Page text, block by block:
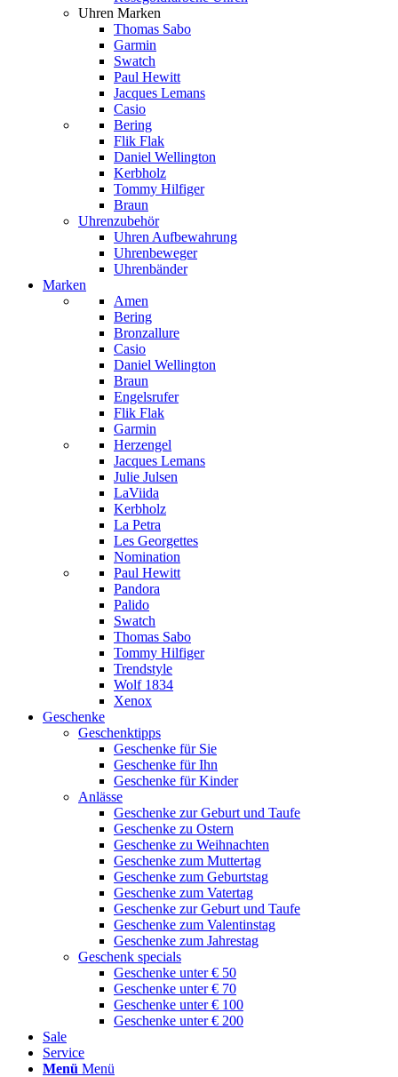
Uhren Marken
Thomas Sabo
Garmin
Swatch
Paul Hewitt
Jacques Lemans
Casio
Bering
Flik Flak
Daniel Wellington
Kerbholz
Tommy Hilfiger
Braun
Uhrenzubehör
Uhren Aufbewahrung
Uhrenbeweger
Uhrenbänder
Marken
Amen
Bering
Bronzallure
Casio
Daniel Wellington
Braun
Engelsrufer
Flik Flak
Garmin
Herzengel
Jacques Lemans
Julie Julsen
LaViida
Kerbholz
La Petra
Les Georgettes
Nomination
Paul Hewitt
Pandora
Palido
Swatch
Thomas Sabo
Tommy Hilfiger
Trendstyle
Wolf 1834
Xenox
Geschenke
Geschenktipps
Geschenke für Sie
Geschenke für Ihn
Geschenke für Kinder
Anlässe
Geschenke zur Geburt und Taufe
Geschenke zu Ostern
Geschenke zu Weihnachten
Geschenke zum Muttertag
Geschenke zum Geburtstag
Geschenke zum Vatertag
Geschenke zur Geburt und Taufe
Geschenke zum Valentinstag
Geschenke zum Jahrestag
Geschenk specials
Geschenke unter € 50
Geschenke unter € 70
Geschenke unter € 100
Geschenke unter € 200
Sale
Service
Menü Menü